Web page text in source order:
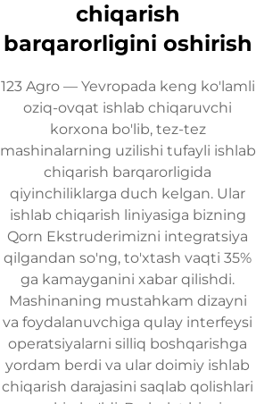
chiqarish
barqarorligini oshirish
123 Agro — Yevropada keng ko'lamli
oziq-ovqat ishlab chiqaruvchi
korxona bo'lib, tez-tez
mashinalarning uzilishi tufayli ishlab
chiqarish barqarorligida
qiyinchiliklarga duch kelgan. Ular
ishlab chiqarish liniyasiga bizning
Qorn Ekstruderimizni integratsiya
qilgandan so'ng, to'xtash vaqti 35%
ga kamayganini xabar qilishdi.
Mashinaning mustahkam dizayni
va foydalanuvchiga qulay interfeysi
operatsiyalarni silliq boshqarishga
yordam berdi va ular doimiy ishlab
chiqarish darajasini saqlab qolishlari